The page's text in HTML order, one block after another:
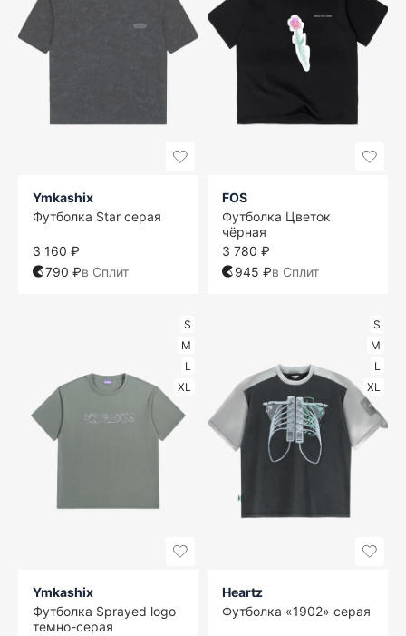
Ymkashix
Футболка Star серая
3 160 ₽
790 ₽в Сплит
FOS
Футболка Цветок
чёрная
3 780 ₽
945 ₽в Сплит
S
M
L
XL
Ymkashix
Футболка Sprayed logo
темно-серая
S
M
L
XL
Heartz
Футболка «1902» серая